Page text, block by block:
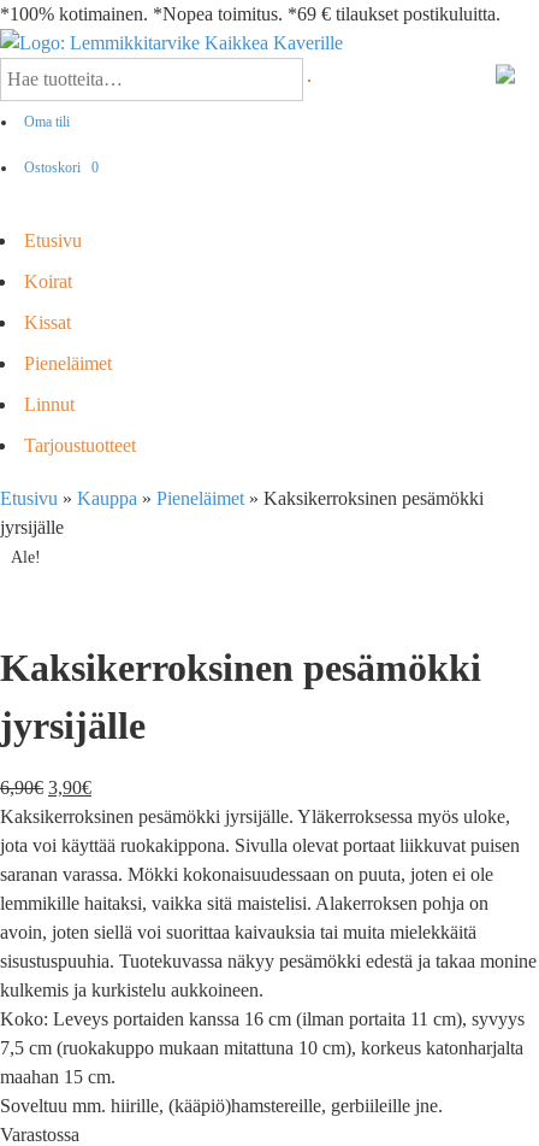
*100% kotimainen. *Nopea toimitus. *69 € tilaukset postikuluitta.
Oma tili
Ostoskori 0
Etusivu
Koirat
Kissat
Pieneläimet
Linnut
Tarjoustuotteet
Etusivu » Kauppa » Pieneläimet » Kaksikerroksinen pesämökki
jyrsijälle
Ale!
Kaksikerroksinen pesämökki
jyrsijälle
6,90€ 3,90€
Kaksikerroksinen pesämökki jyrsijälle. Yläkerroksessa myös uloke,
jota voi käyttää ruokakippona. Sivulla olevat portaat liikkuvat puisen
saranan varassa. Mökki kokonaisuudessaan on puuta, joten ei ole
lemmikille haitaksi, vaikka sitä maistelisi. Alakerroksen pohja on
avoin, joten siellä voi suorittaa kaivauksia tai muita mielekkäitä
sisustuspuuhia. Tuotekuvassa näkyy pesämökki edestä ja takaa monine
kulkemis ja kurkistelu aukkoineen.
Koko: Leveys portaiden kanssa 16 cm (ilman portaita 11 cm), syvyys
7,5 cm (ruokakuppo mukaan mitattuna 10 cm), korkeus katonharjalta
maahan 15 cm.
Soveltuu mm. hiirille, (kääpiö)hamstereille, gerbiileille jne.
Varastossa